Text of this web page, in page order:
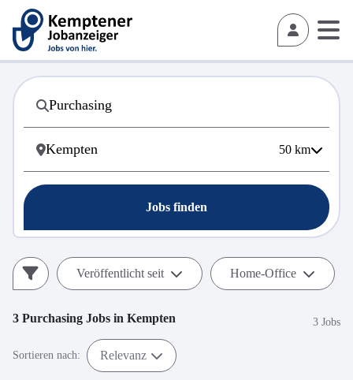
50 km
Jobs finden
Veröffentlicht seit Home-Office
3 Purchasing Jobs in Kempten 3 Jobs
Sortieren nach: Relevanz